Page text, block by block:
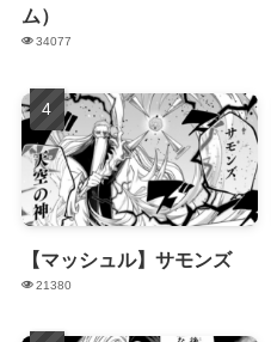
ム）
34077
【マッシュル】サモンズ
21380